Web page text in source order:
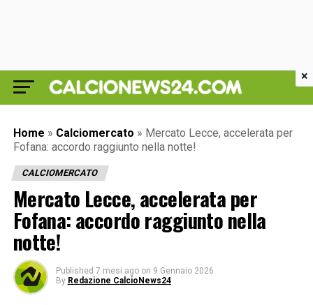
Home » Calciomercato » Mercato Lecce, accelerata per
Fofana: accordo raggiunto nella notte!
CALCIOMERCATO
Mercato Lecce, accelerata per
Fofana: accordo raggiunto nella
notte!
Published 7 mesi ago on 9 Gennaio 2026
By Redazione CalcioNews24
×